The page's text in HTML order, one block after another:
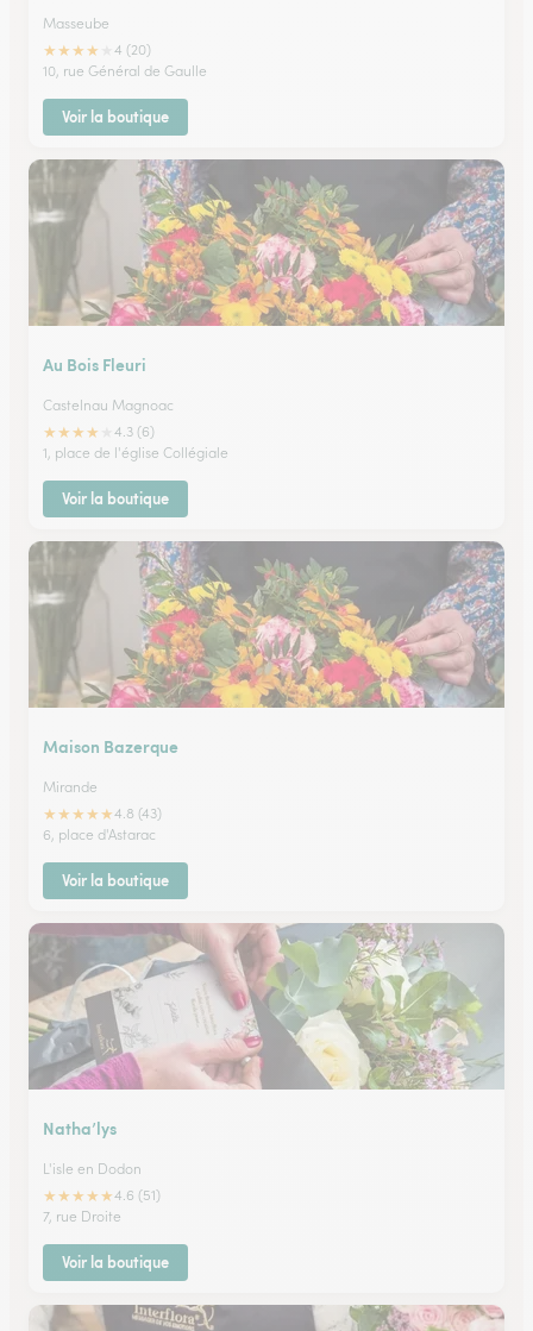
Masseube
★★★★
4 (20)
10, rue Général de Gaulle
Voir la boutique
Au Bois Fleuri
Castelnau Magnoac
★★★★
4.3 (6)
1, place de l'église Collégiale
Voir la boutique
Maison Bazerque
Mirande
★★★★★4.8 (43)
6, place d'Astarac
Voir la boutique
Natha’lys
L'isle en Dodon
★★★★★4.6 (51)
7, rue Droite
Voir la boutique